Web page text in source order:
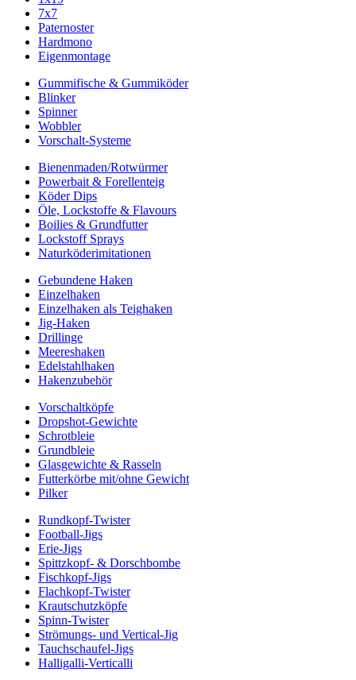
7x7
Paternoster
Hardmono
Eigenmontage
Gummifische & Gummiköder
Blinker
Spinner
Wobbler
Vorschalt-Systeme
Bienenmaden/Rotwürmer
Powerbait & Forellenteig
Köder Dips
Öle, Lockstoffe & Flavours
Boilies & Grundfutter
Lockstoff Sprays
Naturköderimitationen
Gebundene Haken
Einzelhaken
Einzelhaken als Teighaken
Jig-Haken
Drillinge
Meereshaken
Edelstahlhaken
Hakenzubehör
Vorschaltköpfe
Dropshot-Gewichte
Schrotbleie
Grundbleie
Glasgewichte & Rasseln
Futterkörbe mit/ohne Gewicht
Pilker
Rundkopf-Twister
Football-Jigs
Erie-Jigs
Spittzkopf- & Dorschbombe
Fischkopf-Jigs
Flachkopf-Twister
Krautschutzköpfe
Spinn-Twister
Strömungs- und Vertical-Jig
Tauchschaufel-Jigs
Halligalli-Verticalli